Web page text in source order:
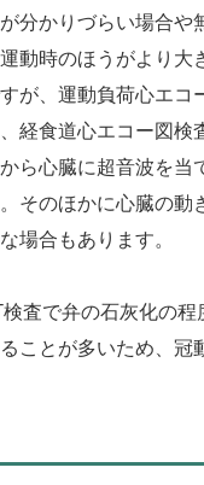
分かりづらい場合
動時のほうがより
が、運動負荷心エ
経食道心エコー図
ら心臓に超音波を
そのほかに心臓の
場合もあります。
査で弁の石灰化の
ことが多いため、